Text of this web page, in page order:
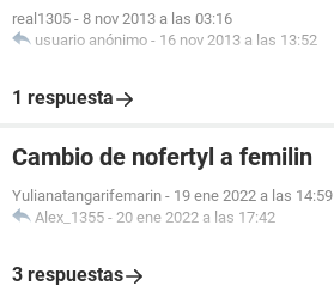
real1305 - 8 nov 2013 a las 03:16
usuario anónimo - 16 nov 2013 a las 13:52
1 respuesta
Cambio de nofertyl a femilin
Yulianatangarifemarin - 19 ene 2022 a las 14:59
Alex_1355 - 20 ene 2022 a las 17:42
3 respuestas